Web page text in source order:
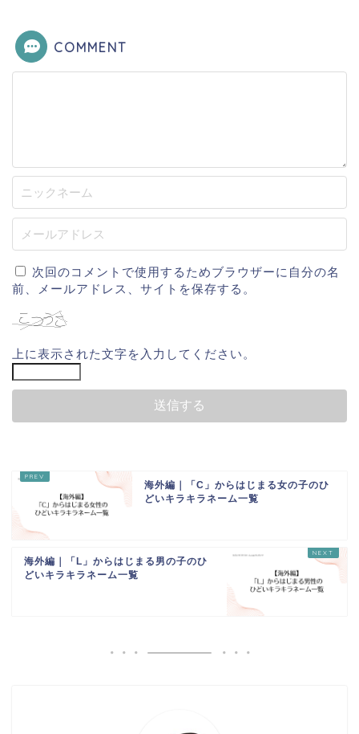
COMMENT
次回のコメントで使用するためブラウザーに自分の名
前、メールアドレス、サイトを保存する。
上に表示された文字を入力してください。
海外編｜「C」からはじまる女の子のひ
どいキラキラネーム一覧
海外編｜「L」からはじまる男の子のひ
どいキラキラネーム一覧